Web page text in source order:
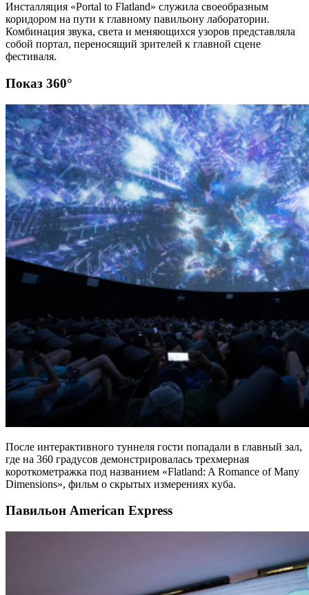
Инсталляция «Portal to Flatland» служила своеобразным
коридором на пути к главному павильону лаборатории.
Комбинация звука, света и меняющихся узоров представляла
собой портал, переносящий зрителей к главной сцене
фестиваля.
Показ 360°
После интерактивного туннеля гости попадали в главный зал,
где на 360 градусов демонстрировалась трехмерная
короткометражка под названием «Flatland: A Romance of Many
Dimensions», фильм о скрытых измерениях куба.
Павильон American Express